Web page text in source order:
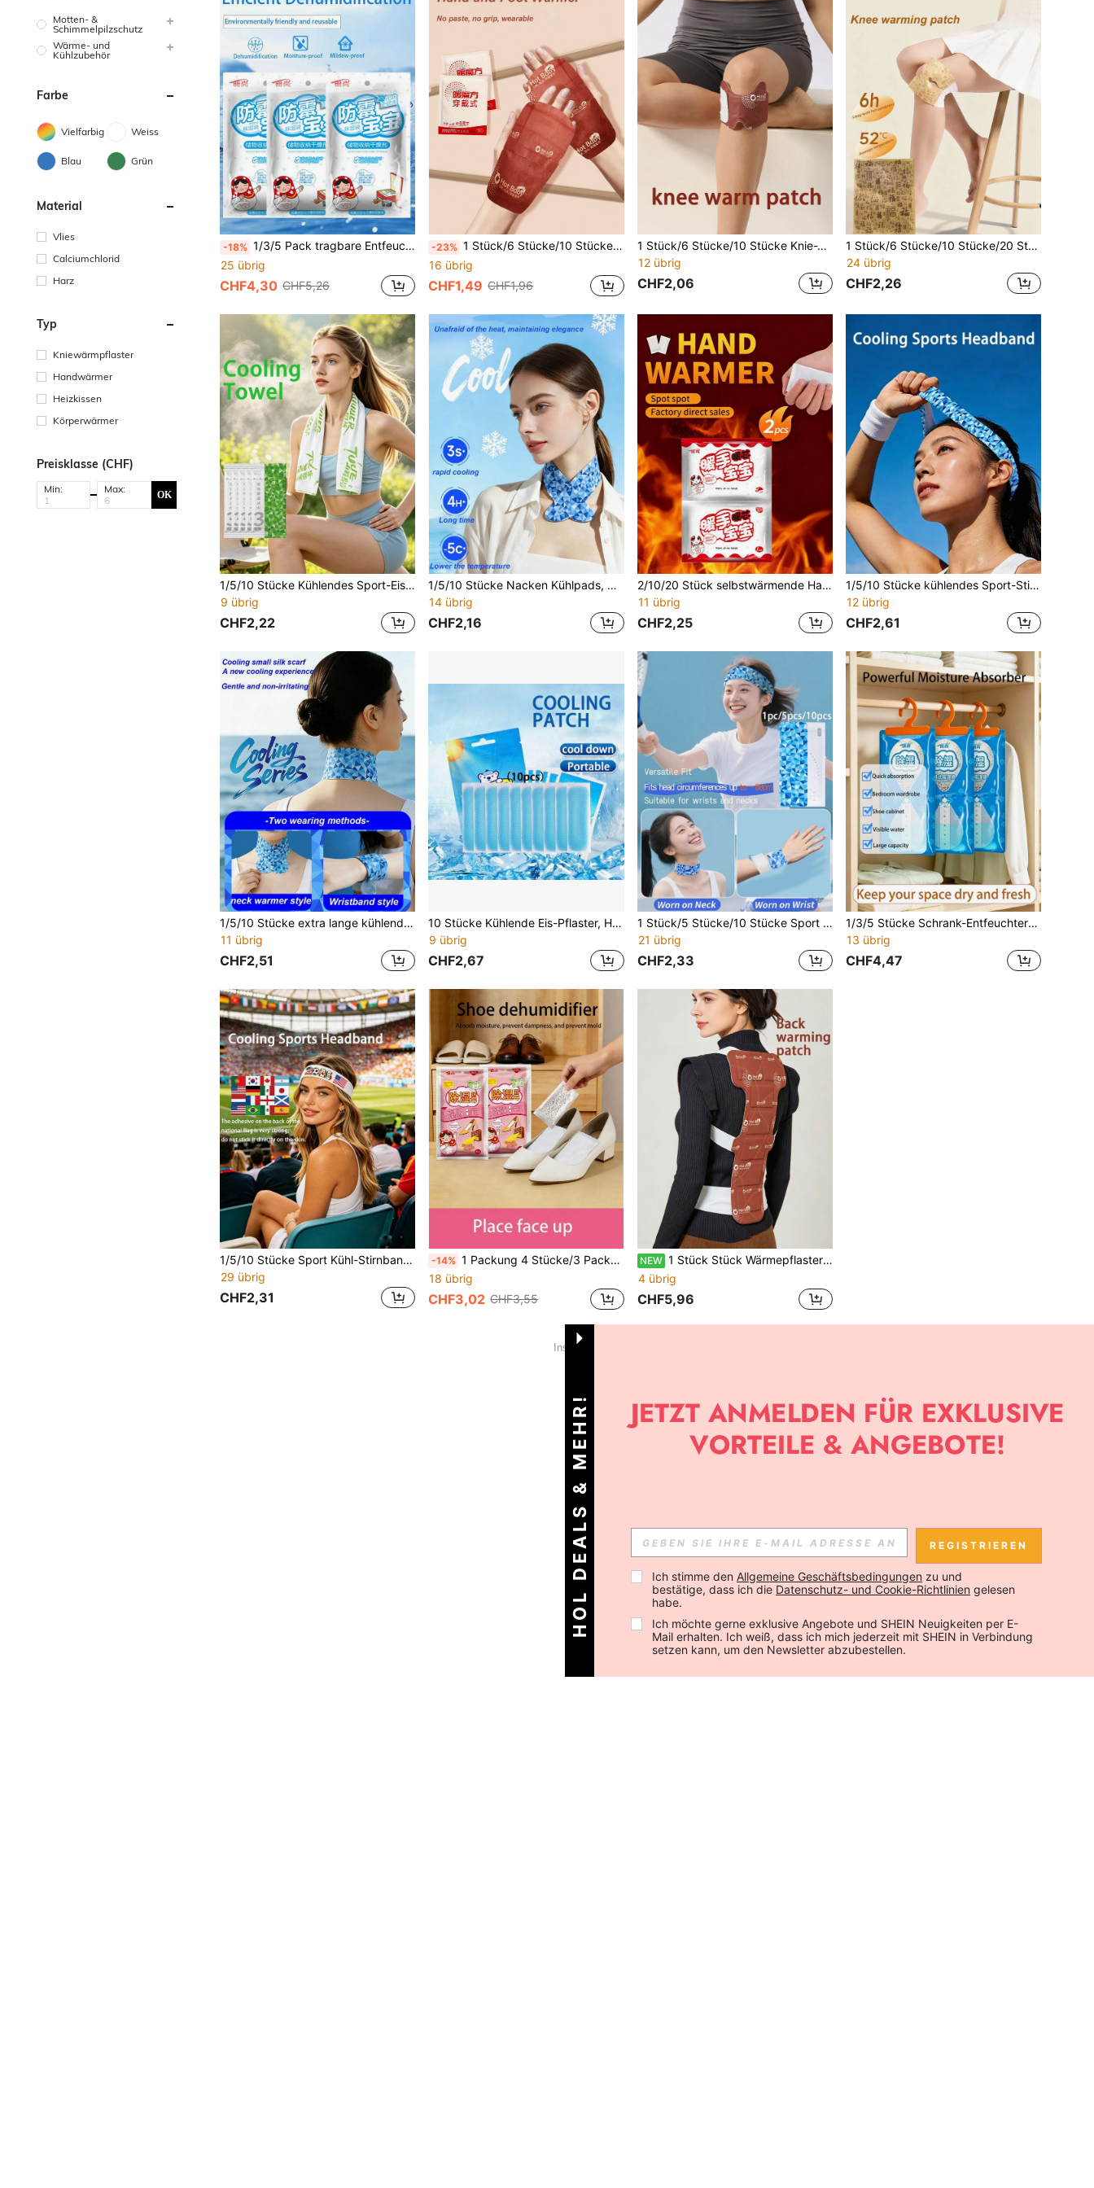
Motten- &
Schimmelpilzschutz
Wärme- und
Kühlzubehör
Farbe
Vielfarbig Weiss
Blau Grün
Material
Vlies
Calciumchlorid
Harz
Typ
Kniewärmpflaster
Handwärmer
Heizkissen
Körperwärmer
Preisklasse (CHF)
Min: Max: OK
-18% 1/3/5 Pack tragbare Entfeuchterbeutel, geeignet für Zuhause, Gepäck, Küche, Kleiderschrank, Schlafzimmer, Feuchtigkeitskontrolle, Studentenwohnheim-Essentials, wasserabsorbierendes Material, Trockenmittel, Feuchtigkeitskontrolle, Entfeuchterbeutel, Trockenmittel, Raum, Reisen, Urlaub, Frauentag, Reise-Essentials, kleines Geschenk für Freunde und Familie
25 übrig
CHF4,30 CHF5,26
-23% 1 Stück/6 Stücke/10 Stücke Wärmepflaster, Heizzeit über 6 Stunden, Wärmekissen, warme Hände, langanhaltende Wärme, einfach zu verwenden, geeignet für alle Jahreszeiten und Anlässe, wie Zuhause, Outdoor-Aktivitäten, Büro, Schule usw., Feiertagsgeschenk für Familie und Freunde
16 übrig
CHF1,49 CHF1,96
1 Stück/6 Stücke/10 Stücke Knie-Wärmepflaster, Heizzeit über 6 Stunden, Wärmepolster, langanhaltende Wärme, einfach zu verwenden, enthält Heizmaterial, geeignet für alle Jahreszeiten und Szenarien wie Reisen, Camping, Zuhause, Outdoor-Aktivitäten, Büro, Schule usw., Feiertagsgeschenk für Familie und Freunde
12 übrig
CHF2,06
1 Stück/6 Stücke/10 Stücke/20 Stücke Kniewärmepflaster, Heizkissen, 6+ Stunden Dauer, Wärmeschutz, langanhaltende Wärme, einfach zu verwenden, enthält Heizmaterial, geeignet für alle Jahreszeiten und Anlässe, wie Zuhause, Outdoor-Aktivitäten, Büro, Schule usw., Feiertagsgeschenk für Familie und Freunde
24 übrig
CHF2,26
1/5/10 Stücke Kühlendes Sport-Eistuch, Mehrfache Verwendungsmöglichkeiten, Weich, Saugfähig, Kühlend, Geeignet für Sport, Fitness, Camping, Radfahren, Golf, Laufen, Angeln und verschiedene Outdoor-Aktivitäten
9 übrig
CHF2,22
1/5/10 Stücke Nacken Kühlpads, Sommer Kühlpads, Hydrogel Kühlpads, tragbares Steckdesign, geeignet für Outdoor-Aktivitäten, Sport, Reisen, Heimgebrauch, Strandurlaub, Urlaubsgeschenk für Freunde und Familie, Unisex
14 übrig
CHF2,16
2/10/20 Stück selbstwärmende Handwärmer, Wärmepflaster, langanhaltende Wärme, geeignet für Zuhause, Büro, Camping, Reisen, Skifahren, Herbst-/Winter-Wandern, Outdoor-Heizkissen, Weihnachtsgeschenke, Geschenke für Männer, Geschenke für Frauen
11 übrig
CHF2,25
1/5/10 Stücke kühlendes Sport-Stirnband, umlaufendes Hydrogel-Eispad, tragbares selbstklebendes Klettverschluss-Design, verstellbare Größe, geeignet für Outdoor-Aktivitäten, Sport, Camping, Reisen, Heimgebrauch, Strandurlaub, Geschenk für Freunde und Familie, Unisex
12 übrig
CHF2,61
1/5/10 Stücke extra lange kühlende Eis-Pflaster für den Nacken, Sommer-Kühl-Eis-Pflaster, Hydrogel-Eis-Pads, tragbares Klettverschluss-Design, geeignet für Outdoor-Aktivitäten, Sport, Reisen, Heimgebrauch, Strandurlaub, Urlaubsgeschenk für Freunde und Familie, Unisex
11 übrig
CHF2,51
10 Stücke Kühlende Eis-Pflaster, Hydrogel Eis-Pads, kompaktes tragbares Design, geeignet für Outdoor-Aktivitäten, Sport, Reisen, Camping, Heimgebrauch, Strandurlaub, Geschenk für Freunde und Familie, Unisex
9 übrig
CHF2,67
1 Stück/5 Stücke/10 Stücke Sport Kühl-Stirnband, Sommer Kühl-Eispflaster, Hydrogel-Eispad, tragbares selbstklebendes Klettverschluss-Design, verstellbare Größe, geeignet für Outdoor-Aktivitäten, Sport, Reisen, Heimgebrauch, Strandurlaub, Geschenk für Freunde und Familie, Unisex
21 übrig
CHF2,33
1/3/5 Stücke Schrank-Entfeuchterbeutel, Calciumchlorid-Netzinhalt 240g, große Kapazität hält ca. 30 Tage, hängender Entfeuchter mit sichtbarer Wassersammelvorrichtung, geeignet für Küche, Badezimmer, Schrank, Schuhregal, Auto, Schule, Büro, Studentenwohnheim, Reisen, Weihnachtsgeschenk
13 übrig
CHF4,47
1/5/10 Stücke Sport Kühl-Stirnband, Sommer Kühl-Eispatch, Hydrogel-Eispad, tragbares selbstklebendes Klettverschluss-Design, verstellbare Größe, mit vollständigem Flaggen-Aufkleber, Fan-Ausrüstung, geeignet für tägliche Outdoor-Aktivitäten, Sport, Reisen, Heimgebrauch, Strandurlaub, Geschenk für Freunde und Familie, Unisex
29 übrig
CHF2,31
-14% 1 Packung 4 Stücke/3 Packs 12 Stücke/5 Packs 20 Stücke Platzierungs-Schuh- & Stiefel-Feuchtigkeitsabsorber-Beutel, Entfeuchter-Beutel, geeignet für Zuhause, Wohnheim, in Schuhen & Stiefeln, Kleiderschrank
18 übrig
CHF3,02 CHF3,55
NEW 1 Stück Stück Wärmepflaster für Rücken, Taille & Rücken-Typ, Schulter & Rücken-Typ, Heizzeit über 8 Stunden, warmes Schutzpad, langanhaltende Wärme, einfach zu verwenden und nicht abnehmbar, enthält Heizmaterial, geeignet für alle Jahreszeiten und Anlässe, wie Reisen, Camping, Zuhause, Outdoor-Aktivitäten, Büro, Schule usw., Feiertagsgeschenk für Familie und Freunde
4 übrig
CHF5,96
Insgesamt 1 Seiten
HOL DEALS & MEHR! REGISTRIEREN
Ich stimme den Allgemeine Geschäftsbedingungen zu und
bestätige, dass ich die Datenschutz- und Cookie-Richtlinien gelesen
habe.
Ich möchte gerne exklusive Angebote und SHEIN Neuigkeiten per E-
Mail erhalten. Ich weiß, dass ich mich jederzeit mit SHEIN in Verbindung
setzen kann, um den Newsletter abzubestellen.